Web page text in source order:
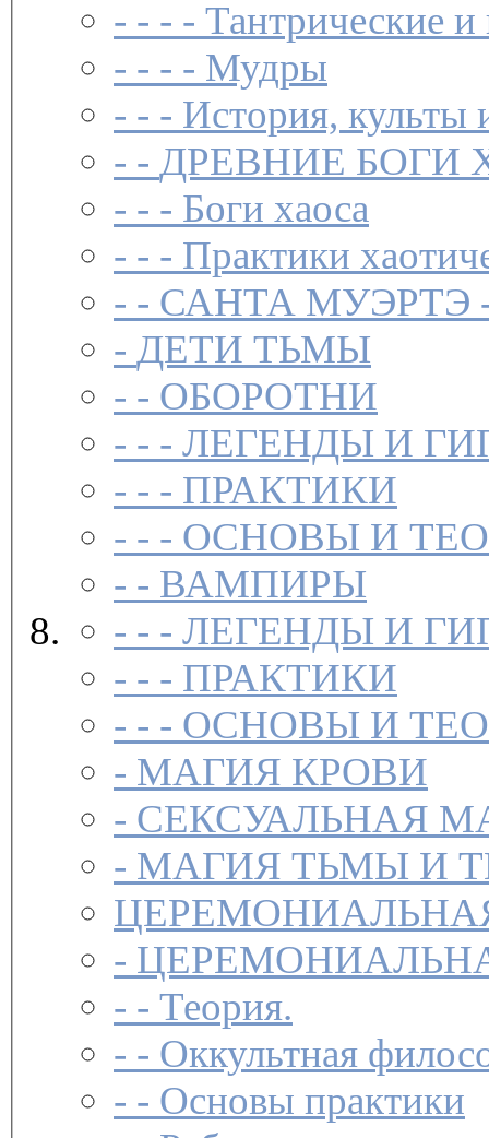
- - - - Тантрические
- - - - Мудры
- - - История, культы
- - ДРЕВНИЕ БОГИ
- - - Боги хаоса
- - - Практики
- - САНТА МУЭРТЭ
-
ДЕТИ ТЬМЫ
- - ОБОРОТНИ
- - - ЛЕГЕНДЫ И
- - - ПРАКТИКИ
- - - ОСНОВЫ И
- - ВАМПИРЫ
- - - ЛЕГЕНДЫ И
- - - ПРАКТИКИ
- - - ОСНОВЫ И
- МАГИЯ КРОВИ
- СЕКСУАЛЬНАЯ
- МАГИЯ ТЬМЫ И
-
- - Теория.
- - Оккультная
- - Основы практики